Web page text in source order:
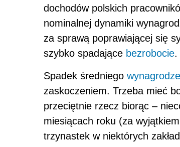
dochodów polskich
nominalnej dynamiki
za sprawą poprawiającej się
szybko spadające bezrobocie.
Spadek średniego
zaskoczeniem. Trzeba mieć
przeciętnie rzecz biorąc –
miesiącach roku (za
trzynastek w niektórych